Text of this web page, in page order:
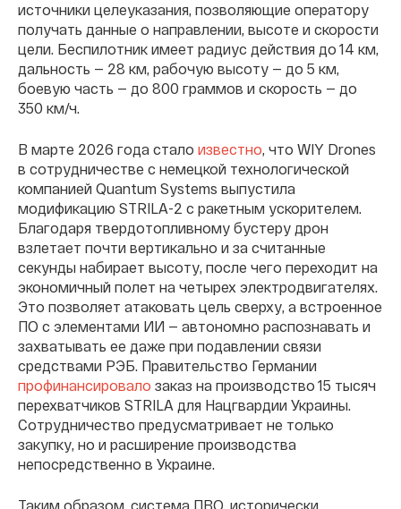
источники целеуказания, позволяющие оператору
получать данные о направлении, высоте и скорости
цели. Беспилотник имеет радиус действия до 14 км,
дальность — 28 км, рабочую высоту — до 5 км,
боевую часть — до 800 граммов и скорость — до
350 км/ч.
В марте 2026 года стало известно, что WIY Drones
в сотрудничестве с немецкой технологической
компанией Quantum Systems выпустила
модификацию STRILA-2 с ракетным ускорителем.
Благодаря твердотопливному бустеру дрон
взлетает почти вертикально и за считанные
секунды набирает высоту, после чего переходит на
экономичный полет на четырех электродвигателях.
Это позволяет атаковать цель сверху, а встроенное
ПО с элементами ИИ — автономно распознавать и
захватывать ее даже при подавлении связи
средствами РЭБ. Правительство Германии
профинансировало заказ на производство 15 тысяч
перехватчиков STRILA для Нацгвардии Украины.
Сотрудничество предусматривает не только
закупку, но и расширение производства
непосредственно в Украине.
Таким образом, система ПВО, исторически